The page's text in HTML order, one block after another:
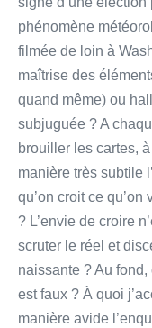
phénomène
filmée de loin à
maîtrise des
quand même) ou
subjuguée ? A
brouiller les cartes,
manière très subtile
qu’on croit ce qu’on
? L’envie de croire
scruter le réel et
naissante ? Au fond,
est faux ? À quoi
manière avide